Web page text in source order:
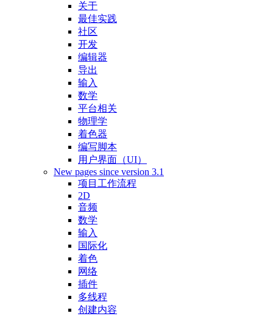
关于
最佳实践
社区
开发
编辑器
导出
输入
数学
平台相关
物理学
着色器
编写脚本
用户界面（UI）
New pages since version 3.1
项目工作流程
2D
音频
数学
输入
国际化
着色
网络
插件
多线程
创建内容